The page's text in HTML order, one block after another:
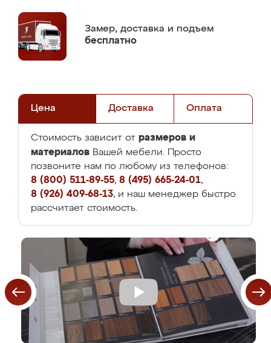
Замер, доставка и подъем
бесплатно
Цена Доставка Оплата
Стоимость зависит от размеров и
материалов Вашей мебели. Просто
позвоните нам по любому из телефонов:
8 (800) 511-89-55, 8 (495) 665-24-01,
8 (926) 409-68-13, и наш менеджер быстро
рассчитает стоимость.